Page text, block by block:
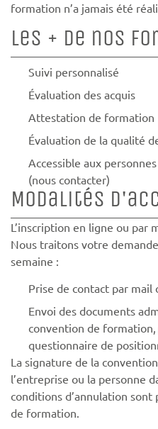
formation n’a jamais été
Les + de nos
Suivi personnalisé
Évaluation des acquis
Attestation de formation
Évaluation de la qualité
Accessible aux
(nous contacter)
Modalités
L’inscription en ligne ou par
Nous traitons votre
semaine :
Prise de contact par mail
Envoi des documents
convention de
questionnaire de
La signature de la
l’entreprise ou la personne
conditions d’annulation sont
de formation.